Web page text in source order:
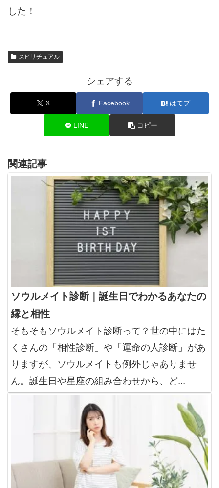
した！
スピリチュアル
シェアする
X Facebook はてブ
LINE コピー
関連記事
ソウルメイト診断｜誕生日でわかるあなたの
縁と相性
そもそもソウルメイト診断って？世の中にはた
くさんの「相性診断」や「運命の人診断」があ
りますが、ソウルメイトも例外じゃありませ
ん。誕生日や星座の組み合わせから、ど...